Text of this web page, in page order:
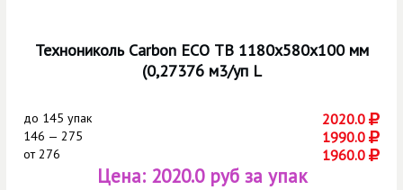
Технониколь Carbon ECO ТВ 1180х580х100 мм
(0,27376 м3/уп L
до 145 упак 2020.0
146 — 275 1990.0
от276 1960.0
Цена: 2020.0 руб за упак